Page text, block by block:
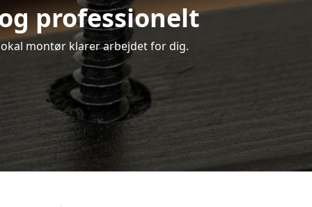
professionelt
montør klarer arbejdet for dig.